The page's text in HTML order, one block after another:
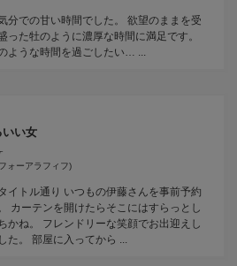
分での甘い時間でした。 欲望のままを受
った牡のように濃厚な時間に満足です。
ような時間を過ごしたい… ...
い女
ォーアラフィフ)
イトル通り いつもの伊藤さんを事前予約
カーテンを開けたらそこにはすらっとし
かね。 フレンドリーな笑顔でお出迎えし
た。 部屋に入ってから ...